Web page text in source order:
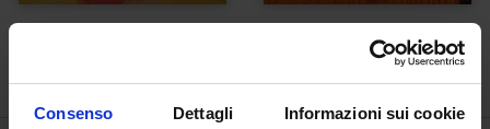
Consenso Dettagli Informazioni sui cookie
Inferno Paradiso